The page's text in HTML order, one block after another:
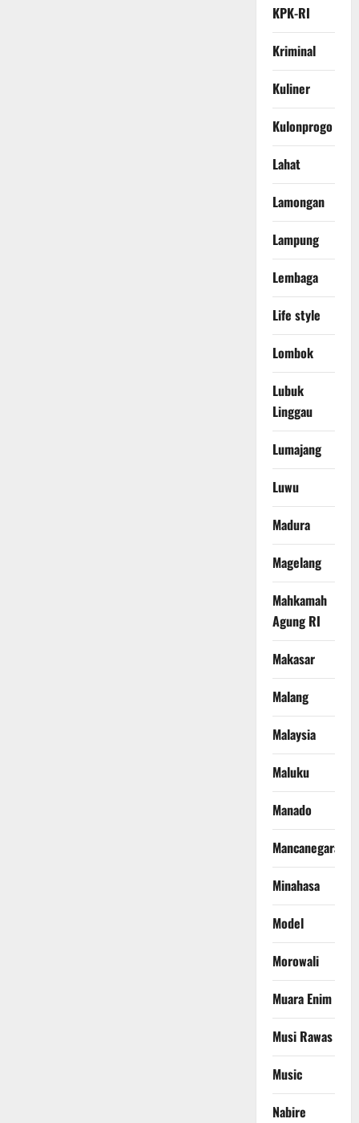
KPK-RI
Kriminal
Kuliner
Kulonprogo
Lahat
Lamongan
Lampung
Lembaga
Life style
Lombok
Lubuk
Linggau
Lumajang
Luwu
Madura
Magelang
Mahkamah
Agung RI
Makasar
Malang
Malaysia
Maluku
Manado
Mancanegara
Minahasa
Model
Morowali
Muara Enim
Musi Rawas
Music
Nabire